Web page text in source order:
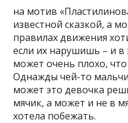
на мотив
известной сказкой, а
правилах движения
если их нарушишь – и
может очень плохо,
Однажды чей-то
может это девочка
мячик, а может и не в
хотела побежать.